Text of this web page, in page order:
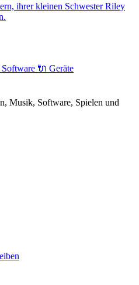
ihrer kleinen Schwester Riley
Software 🔌 Geräte
Musik, Software, Spielen und